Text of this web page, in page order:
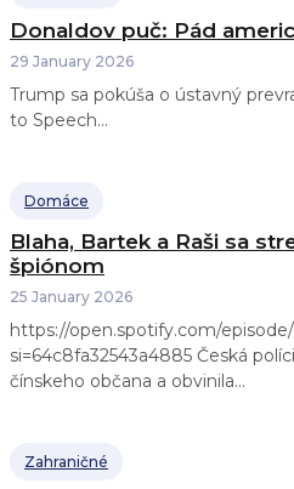
Donaldov puč: Pád
29 January 2026
Trump sa pokúša o ústavný prevrat. Loading the Elevenlabs
to Speech...
Domáce
Blaha, Bartek a Raši sa
špiónom
25 January 2026
https://open.spotify.com/
si=64c8fa32543a4885 Česká polícia 18. januára v Prahe zadržala
čínskeho občana a obvinila...
Zahraničné